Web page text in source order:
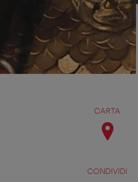
CARTA
CONDIVIDI